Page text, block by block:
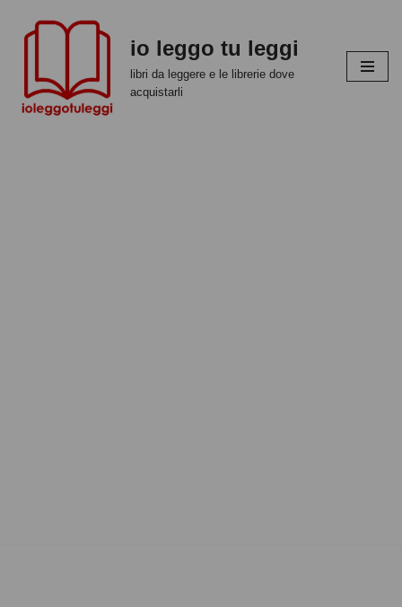
contenuto
io leggo tu leggi
libri da leggere e le librerie dove
acquistarli